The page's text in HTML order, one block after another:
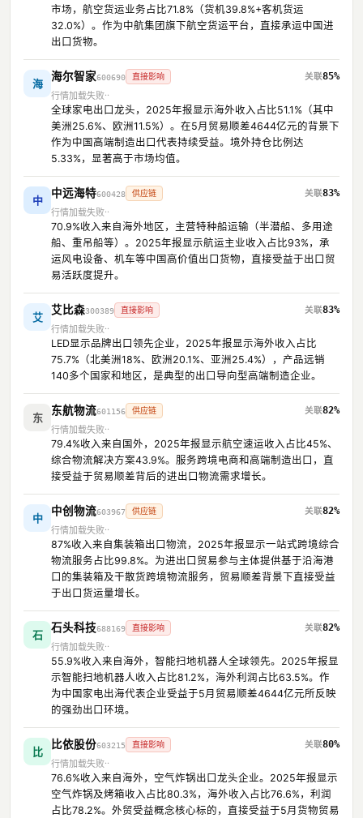
市场，航空货运业务占比71.8%（货机39.8%+客机货运
32.0%）。作为中航集团旗下航空货运平台，直接承运中国进
出口货物。
海
海尔智家600690 直接影响
85%
行情加载失败
全球家电出口龙头，2025年报显示海外收入占比51.1%（其中
美洲25.6%、欧洲11.5%）。在5月贸易顺差4644亿元的背景下
作为中国高端制造出口代表持续受益。境外持仓比例达
5.33%，显著高于市场均值。
中
中远海特600428 供应链
83%
行情加载失败
70.9%收入来自海外地区，主营特种船运输（半潜船、多用途
船、重吊船等）。2025年报显示航运主业收入占比93%，承
运风电设备、机车等中国高价值出口货物，直接受益于出口贸
易活跃度提升。
艾
艾比森300389 直接影响
83%
行情加载失败
LED显示品牌出口领先企业，2025年报显示海外收入占比
75.7%（北美洲18%、欧洲20.1%、亚洲25.4%），产品远销
140多个国家和地区，是典型的出口导向型高端制造企业。
东
东航物流601156 供应链
82%
行情加载失败
79.4%收入来自国外，2025年报显示航空速运收入占比45%、
综合物流解决方案43.9%。服务跨境电商和高端制造出口，直
接受益于贸易顺差背后的进出口物流需求增长。
中
中创物流603967 供应链
82%
行情加载失败
87%收入来自集装箱出口物流，2025年报显示一站式跨境综合
物流服务占比99.8%。为进出口贸易参与主体提供基于沿海港
口的集装箱及干散货跨境物流服务，贸易顺差背景下直接受益
于出口货运量增长。
石
石头科技688169 直接影响
82%
行情加载失败
55.9%收入来自海外，智能扫地机器人全球领先。2025年报显
示智能扫地机器人收入占比81.2%，海外利润占比63.5%。作
为中国家电出海代表企业受益于5月贸易顺差4644亿元所反映
的强劲出口环境。
比
比依股份603215 直接影响
80%
行情加载失败
76.6%收入来自海外，空气炸锅出口龙头企业。2025年报显示
空气炸锅及烤箱收入占比80.3%，海外收入占比76.6%，利润
占比78.2%。外贸受益概念核心标的，直接受益于5月货物贸易